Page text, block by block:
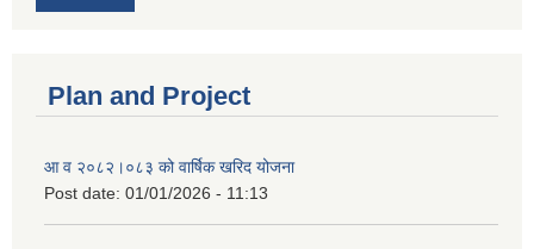
Plan and Project
आ व २०८२।०८३ को वार्षिक खरिद योजना
Post date: 01/01/2026 - 11:13